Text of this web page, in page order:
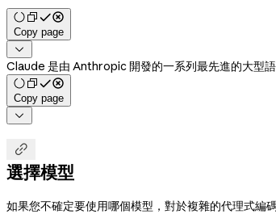
Copy page

Claude 是由 Anthropic 開發的一系列最先進的大型
Copy page


選擇模型
如果您不確定要使用哪個模型，對於複雜的代理式編